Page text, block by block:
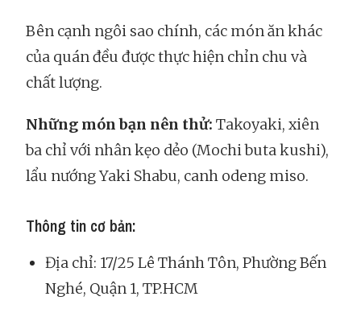
Bên cạnh ngôi sao chính, các món ăn khác
của quán đều được thực hiện chỉn chu và
chất lượng.
Những món bạn nên thử: Takoyaki, xiên
ba chỉ với nhân kẹo dẻo (Mochi buta kushi),
lẩu nướng Yaki Shabu, canh odeng miso.
Thông tin cơ bản:
Địa chỉ: 17/25 Lê Thánh Tôn, Phường Bến
Nghé, Quận 1, TP.HCM